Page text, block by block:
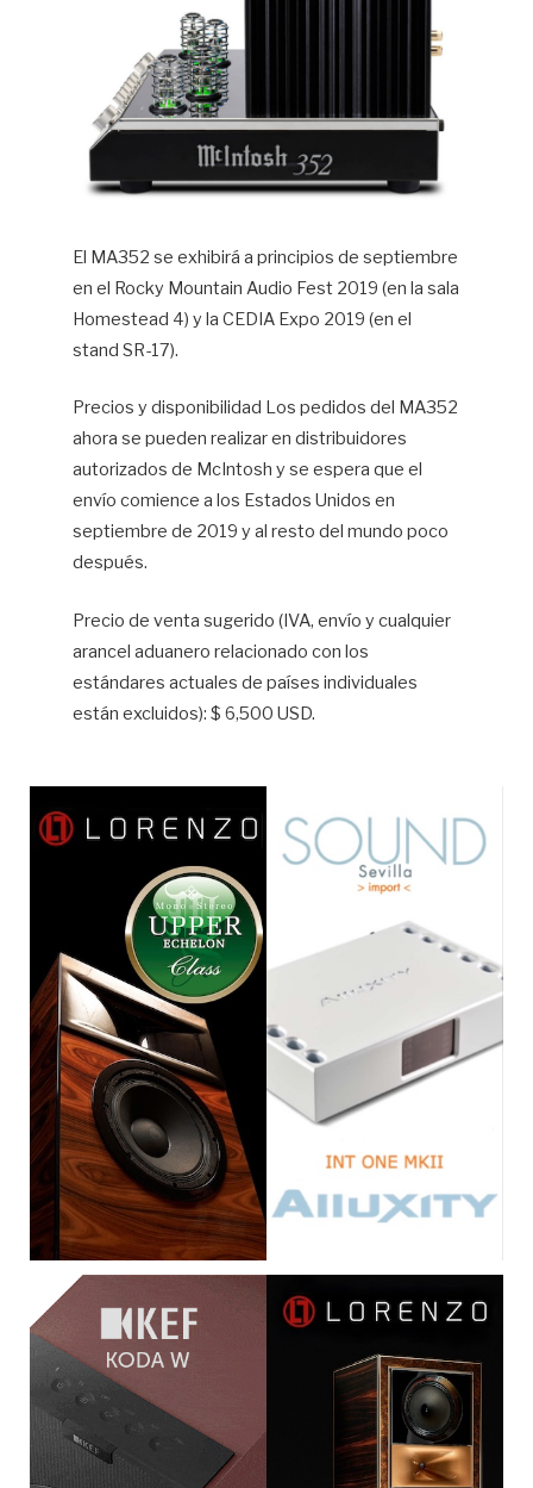
El MA352 se exhibirá a principios de septiembre
en el Rocky Mountain Audio Fest 2019 (en la sala
Homestead 4) y la CEDIA Expo 2019 (en el
stand SR-17).
Precios y disponibilidad Los pedidos del MA352
ahora se pueden realizar en distribuidores
autorizados de McIntosh y se espera que el
envío comience a los Estados Unidos en
septiembre de 2019 y al resto del mundo poco
después.
Precio de venta sugerido (IVA, envío y cualquier
arancel aduanero relacionado con los
estándares actuales de países individuales
están excluidos): $ 6,500 USD.